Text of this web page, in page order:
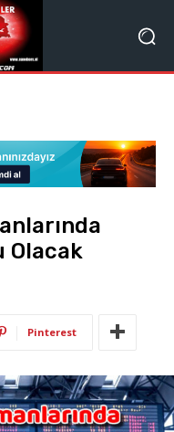
Olacak
Pinterest